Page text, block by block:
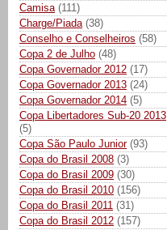
Camisa (111)
Charge/Piada (38)
Conselho e Conselheiros (58)
Copa 2 de Julho (48)
Copa Governador 2012 (17)
Copa Governador 2013 (24)
Copa Governador 2014 (5)
Copa Libertadores Sub-20 2013
(5)
Copa São Paulo Junior (93)
Copa do Brasil 2008 (3)
Copa do Brasil 2009 (30)
Copa do Brasil 2010 (156)
Copa do Brasil 2011 (31)
Copa do Brasil 2012 (157)